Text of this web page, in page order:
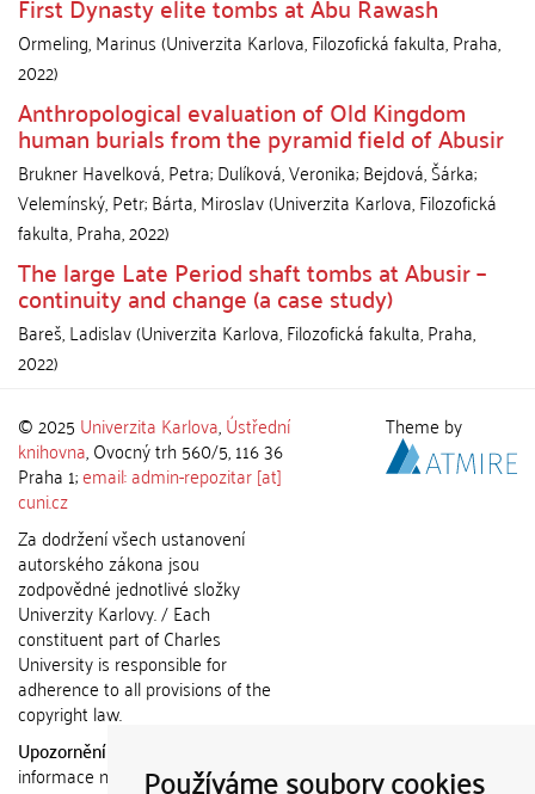
Používáme soubory cookies
Ormeling, Marinus(Univerzita Karlova, Filozofická fakulta,Praha,
2022)
Anthropological evaluation of Old Kingdom
human burials from the pyramid field of Abusir
Brukner Havelková, Petra;Dulíková, Veronika;Bejdová, Šárka;
Velemínský, Petr;Bárta, Miroslav(Univerzita Karlova, Filozofická
fakulta,Praha,2022)
The large Late Period shaft tombs at Abusir –
continuity and change (a case study)
Bareš, Ladislav(Univerzita Karlova, Filozofická fakulta,Praha,
2022)
© 2025 Univerzita Karlova,Ústřední
knihovna, Ovocný trh 560/5, 116 36
Praha 1;email: admin-repozitar [at]
cuni.cz
Za dodržení všech ustanovení
autorského zákona jsou
zodpovědné jednotlivé složky
Univerzity Karlovy. / Each
constituent part of Charles
University is responsible for
adherence to all provisions of the
copyright law.
Upozornění / Notice:
informace nemohou být použity k
Theme by